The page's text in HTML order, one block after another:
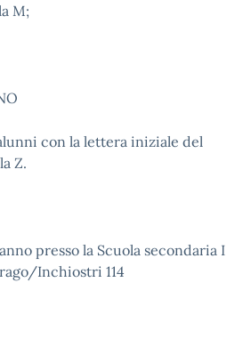
M;
con la lettera iniziale del
Z.
presso la Scuola secondaria I
Inchiostri 114